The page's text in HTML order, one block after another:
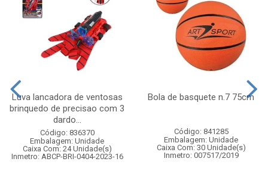
Luva lancadora de ventosas
brinquedo de precisao com 3
dardo...
Código: 836370
Embalagem: Unidade
Caixa Com: 24 Unidade(s)
Inmetro: ABCP-BRI-0404-2023-16
Bola de basquete n.7 75cm
Código: 841285
Embalagem: Unidade
Caixa Com: 30 Unidade(s)
Inmetro: 007517/2019